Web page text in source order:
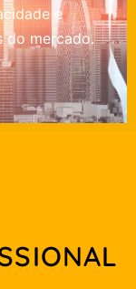
e
do mercado.